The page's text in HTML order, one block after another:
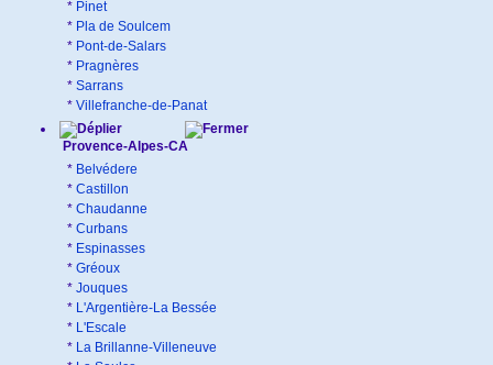
* Pinet
* Pla de Soulcem
* Pont-de-Salars
* Pragnères
* Sarrans
* Villefranche-de-Panat
Provence-Alpes-CA
* Belvédere
* Castillon
* Chaudanne
* Curbans
* Espinasses
* Gréoux
* Jouques
* L'Argentière-La Bessée
* L'Escale
* La Brillanne-Villeneuve